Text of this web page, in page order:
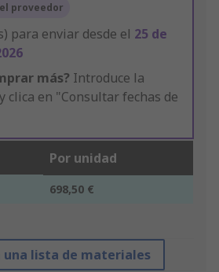
proveedor
para enviar desde el 25 de
más? Introduce la
clica en "Consultar fechas de
Por unidad
698,50 €
una lista de materiales